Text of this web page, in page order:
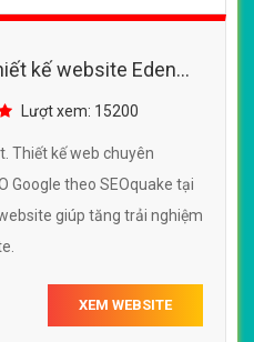
kế website Eden
chuẩn SEO
Lượt xem: 15200
Thiết kế web chuyên
Google theo SEOquake tại
giúp tăng trải nghiệm
XEM WEBSITE